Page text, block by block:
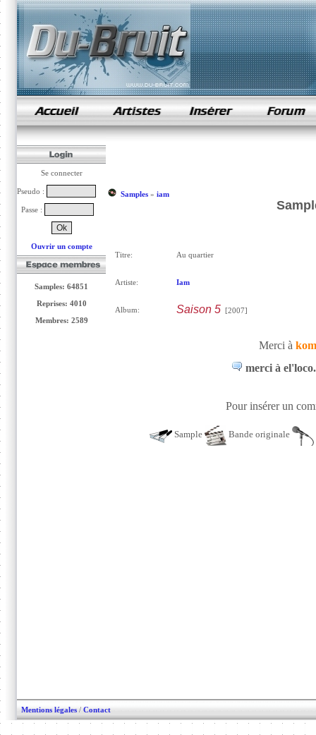
samples de rap
Se connecter
Pseudo :
Passe :
Ouvrir un compte
Samples: 64851
Reprises: 4010
Membres: 2589
Samples» iam
Titre: Au quartier
Artiste: Iam
Album: Saison 5[2007]
Merci à
merci à
Pour insérer un
Sample Bande originale
Mentions légales / Contact